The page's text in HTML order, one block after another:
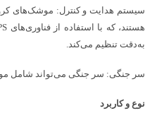
سیستم هدایت و کنترل: موشک‌های
به‌دقت تنظیم می‌کند.
سر جنگی: سر جنگی می‌تواند شامل
نوع و کاربرد